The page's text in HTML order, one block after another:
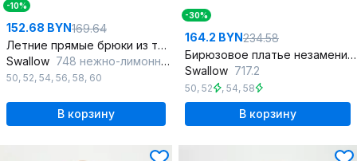
-10%
152.68 BYN169.64
Летние прямые брюки из текстиля и хлопка с карманами
Swallow 748 нежно-лимонный
50, 52, 54, 56, 58, 60
В корзину
-30%
164.2 BYN234.58
Бирюзовое платье незаменимо на каждый день из вискозы и текстиля
Swallow 717.2
50, 52 , 54, 58
В корзину